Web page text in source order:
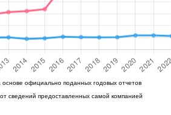
официально поданных годовых отчетов
сведений предоставленных самой компанией